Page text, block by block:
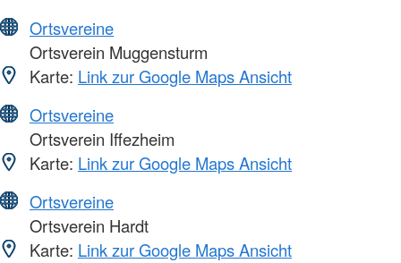
Ortsvereine
Ortsverein Muggensturm
Karte: Link zur Google Maps Ansicht
Ortsvereine
Ortsverein Iffezheim
Karte: Link zur Google Maps Ansicht
Ortsvereine
Ortsverein Hardt
Karte: Link zur Google Maps Ansicht